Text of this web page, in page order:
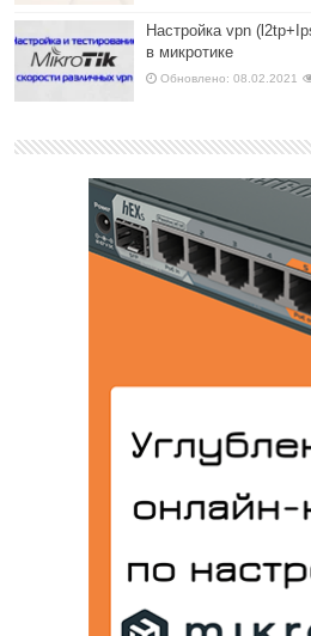
Настройка vpn
в микротике
Обновлено: 08.02.2021